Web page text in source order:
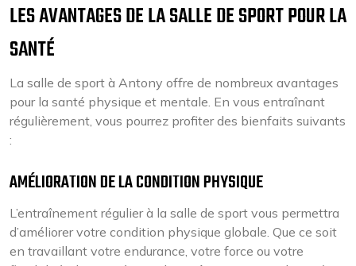
LES AVANTAGES DE LA SALLE DE SPORT POUR LA
SANTÉ
La salle de sport à Antony offre de nombreux avantages
pour la santé physique et mentale. En vous entraînant
régulièrement, vous pourrez profiter des bienfaits suivants
:
AMÉLIORATION DE LA CONDITION PHYSIQUE
L’entraînement régulier à la salle de sport vous permettra
d’améliorer votre condition physique globale. Que ce soit
en travaillant votre endurance, votre force ou votre